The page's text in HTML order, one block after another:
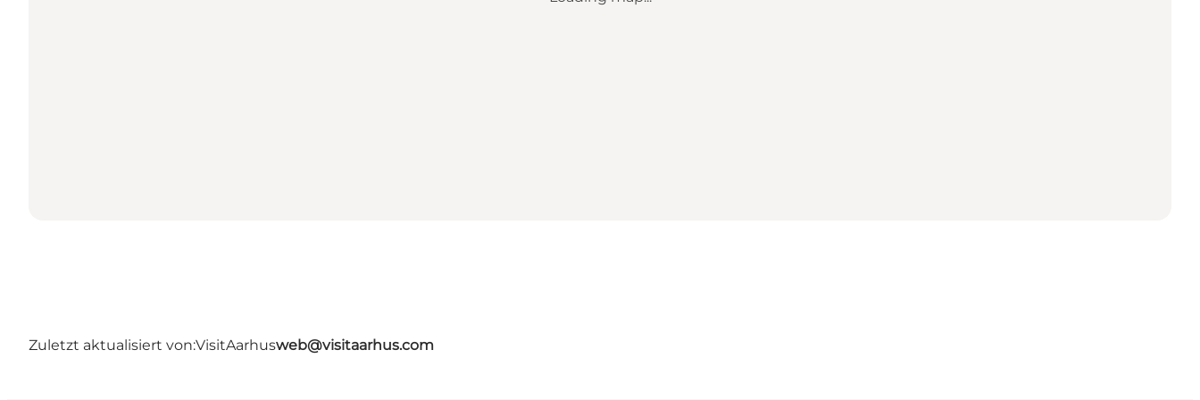
Zuletzt aktualisiert von:VisitAarhusweb@visitaarhus.com